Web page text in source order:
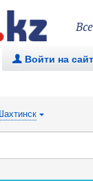
. Войти на сайт
{